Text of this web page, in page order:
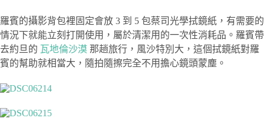
羅賓的攝影背包裡固定會放 3 到 5 包蔡司光學拭鏡紙，有需要的
情況下就能立刻打開使用，屬於清潔用的一次性消耗品。羅賓帶
去約旦的 瓦地倫沙漠 那趟旅行，風沙特別大，這個拭鏡紙對羅
賓的幫助就相當大，隨拍隨擦完全不用擔心鏡頭蒙塵。